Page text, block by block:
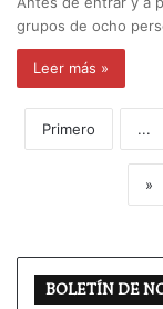
grupos de ocho
Leer más »
Primero ...
»
BOLETÍN DE